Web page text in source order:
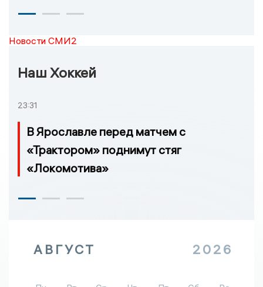
Новости СМИ2
Наш Хоккей
23:31
В Ярославле перед матчем с
«Трактором» поднимут стяг
«Локомотива»
АВГУСТ 2026